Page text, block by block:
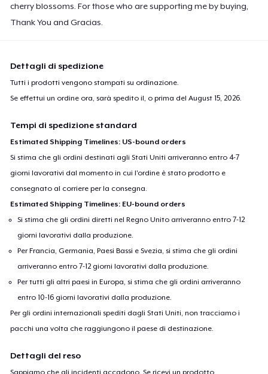
cherry blossoms. For those who are supporting me by buying,
Thank You and Gracias.
Dettagli di spedizione
Tutti i prodotti vengono stampati su ordinazione.
Se effettui un ordine ora, sarà spedito il, o prima delAugust 15, 2026.
Tempi di spedizione standard
Estimated Shipping Timelines: US-bound orders
Si stima che gli ordini destinati agli Stati Uniti arriveranno entro 4-7
giorni lavorativi dal momento in cui l'ordine è stato prodotto e
consegnato al corriere per la consegna.
Estimated Shipping Timelines: EU-bound orders
Si stima che gli ordini diretti nel Regno Unito arriveranno entro 7-12
giorni lavorativi dalla produzione.
Per Francia, Germania, Paesi Bassi e Svezia, si stima che gli ordini
arriveranno entro 7-12 giorni lavorativi dalla produzione.
Per tutti gli altri paesi in Europa, si stima che gli ordini arriveranno
entro 10-16 giorni lavorativi dalla produzione.
Per gli ordini internazionali spediti dagli Stati Uniti, non tracciamo i
pacchi una volta che raggiungono il paese di destinazione.
Dettagli del reso
Sappiamo che gli incidenti accadono. Se ricevi un prodotto